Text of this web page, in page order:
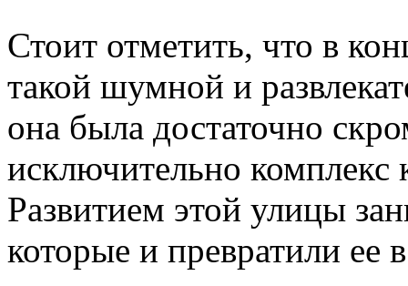
Стоит отметить, что в
такой шумной и
она была достаточно
исключительно комплекс
Развитием этой улицы
которые и превратили ее